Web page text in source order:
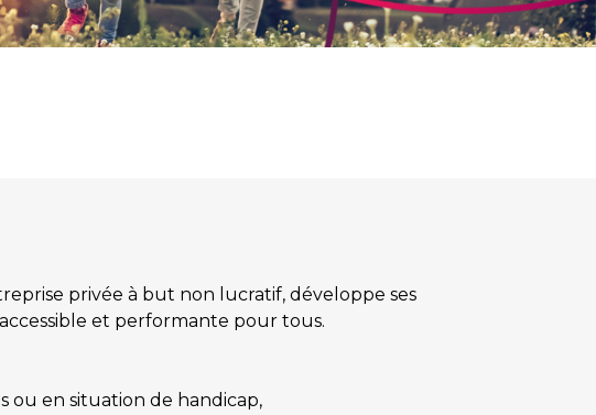
privée à but non lucratif, développe ses
et performante pour tous.
ou en situation de handicap,